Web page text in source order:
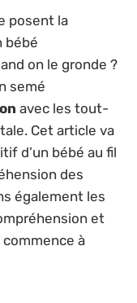
posent la
bébé
on le gronde ?
semé
avec les tout-
Cet article va
d’un bébé au fil
des
également les
et
à